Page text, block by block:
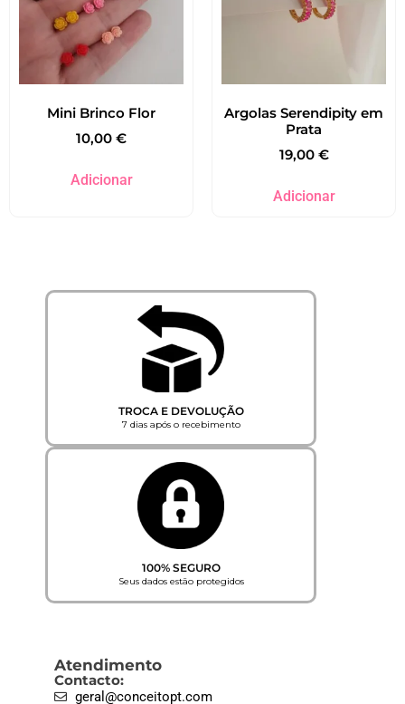
Mini Brinco Flor
10,00 €
Adicionar
Argolas Serendipity em
Prata
19,00 €
Adicionar
TROCA E DEVOLUÇÃO
7 dias após o recebimento
100% SEGURO
Seus dados estão protegidos
Atendimento
Contacto:
geral@conceitopt.com